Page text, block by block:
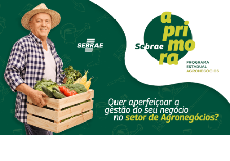
to
content
to
content